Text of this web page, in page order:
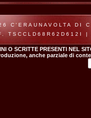
C'ERAUNAVOLTA
TSCCLD68R62D612I
O SCRITTE PRESENTI NEL
anche parziale di